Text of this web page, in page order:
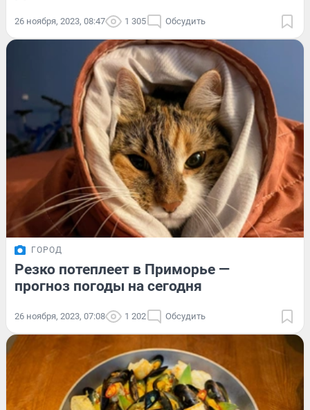
26 ноября, 2023, 08:47 1 305 Обсудить
ГОРОД
Резко потеплеет в Приморье —
прогноз погоды на сегодня
26 ноября, 2023, 07:08 1 202 Обсудить